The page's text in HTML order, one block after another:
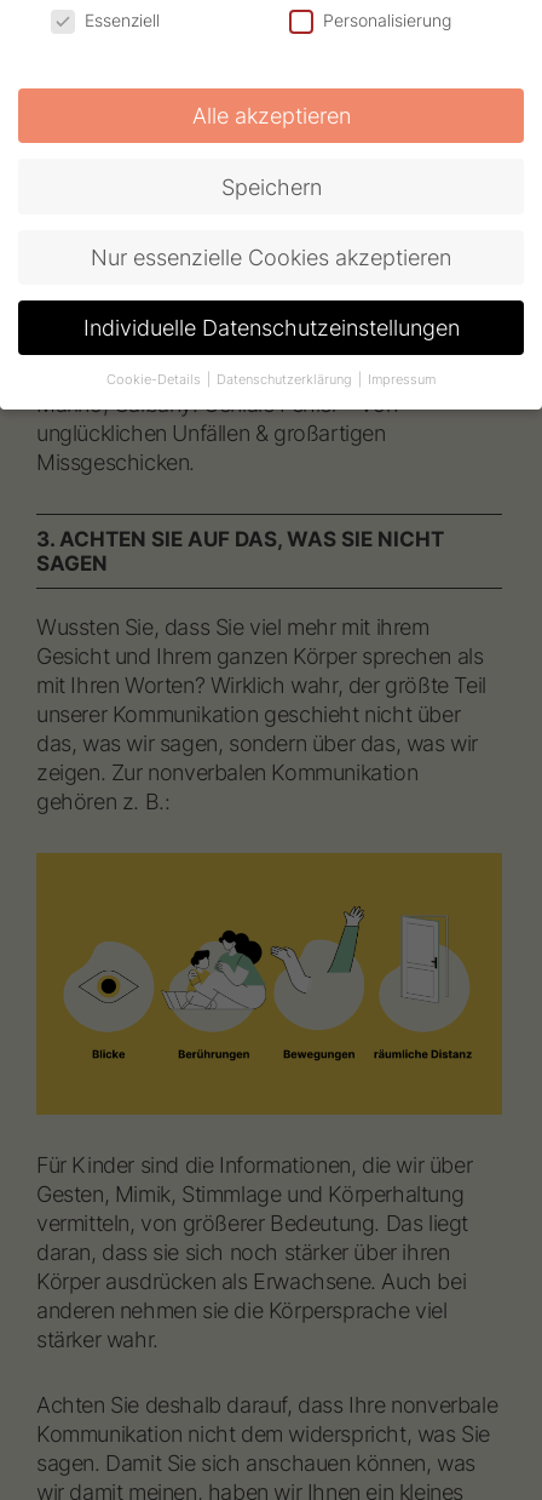
Vorbild sein
Kind einen guten Umgang mit ihren eigenen
Fehlern jeden Tag vor.
Beispiele zeigen
Googeln Sie mal im Internet berühmte
Fehler! So lernt Ihr Kind an Beispielen, dass
Fehler wichtig sind.
Und hier noch ein Buchtipp zum Thema Fehler:
Mariño, Galbany: Geniale Fehler – Von
unglücklichen Unfällen & großartigen
Missgeschicken.
3. ACHTEN SIE AUF DAS, WAS SIE NICHT
SAGEN
Wussten Sie, dass Sie viel mehr mit ihrem
Gesicht und Ihrem ganzen Körper sprechen als
mit Ihren Worten? Wirklich wahr, der größte Teil
unserer Kommunikation geschieht nicht über
das, was wir sagen, sondern über das, was wir
zeigen. Zur nonverbalen Kommunikation
gehören z. B.:
Für Kinder sind die Informationen, die wir über
Gesten, Mimik, Stimmlage und Körperhaltung
vermitteln, von größerer Bedeutung. Das liegt
daran, dass sie sich noch stärker über ihren
Körper ausdrücken als Erwachsene. Auch bei
anderen nehmen sie die Körpersprache viel
stärker wahr.
Achten Sie deshalb darauf, dass Ihre nonverbale
Kommunikation nicht dem widerspricht, was Sie
sagen. Damit Sie sich anschauen können, was
wir damit meinen, haben wir Ihnen ein kleines
Essenziell
Personalisierung
Alle akzeptieren
Speichern
Nur essenzielle Cookies akzeptieren
Individuelle Datenschutzeinstellungen
Cookie-Details Datenschutzerklärung Impressum
Individuelle Einstellungen
Wenn Sie unter 16 Jahre alt sind und Ihre Zustimmung zu
Wir verwenden Cookies und andere Technologien auf unserer
Website. Einige von ihnen sind essenziell, während andere uns
helfen, diese Website und Ihre Erfahrung zu verbessern.
Adressen), z. B. für personalisierte Anzeigen und Inhalte oder
Anzeigen- und Inhaltsmessung. Weitere Informationen über die
Verwendung Ihrer Daten finden Sie in unserer
Datenschutzerklärung .
Hier finden Sie eine Übersicht über alle verwendeten Cookies.
Sie können Ihre Einwilligung zu ganzen Kategorien geben oder
sich weitere Informationen anzeigen lassen und so nur
bestimmte Cookies auswählen.
Zurück
Individuelle Einstellungen
Essenziell (4)
Essenzielle Cookies ermöglichen grundlegende Funktionen und sind für
die einwandfreie Funktion der Website erforderlich.
Diese Cookies werden genutzt, um Ihnen personalisierte Inhalte
anzuzeigen, die zu Ihren Interessen passen.
Marketing-Cookies werden von Drittanbietern oder Publishern
verwendet, um personalisierte Werbung anzuzeigen. Sie tun dies, indem
sie Besucher über Websites hinweg verfolgen.